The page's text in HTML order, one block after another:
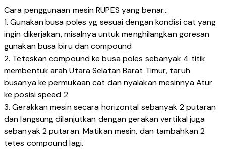
Cara penggunaan mesin RUPES yang benar…
1. Gunakan busa poles yg sesuai dengan kondisi cat yang
ingin dikerjakan, misalnya untuk menghilangkan goresan
gunakan busa biru dan compound
2. Teteskan compound ke busa poles sebanyak 4 titik
membentuk arah Utara Selatan Barat Timur, taruh
busanya ke permukaan cat dan nyalakan mesinnya Atur
ke posisi speed 2
3. Gerakkan mesin secara horizontal sebanyak 2 putaran
dan langsung dilanjutkan dengan gerakan vertikal juga
sebanyak 2 putaran. Matikan mesin, dan tambahkan 2
tetes compound lagi.